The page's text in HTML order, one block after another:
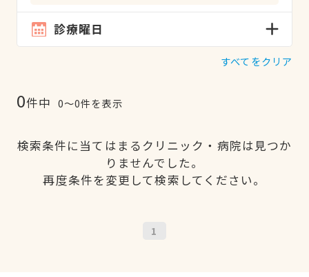
診療曜日
すべてをクリア
0件中 0〜0件を表示
検索条件に当てはまるクリニック・病院は見つか
りませんでした。
再度条件を変更して検索してください。
1